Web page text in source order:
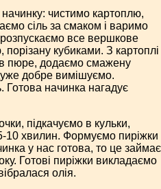
чистимо картоплю,
сіль за смаком і варимо
розпускаємо все вершкове
кубиками. З картоплі
пюре, додаємо смажену
добре вимішуємо.
Готова начинка нагадує
підкачуємо в кульки,
10 хвилин. Формуємо пиріжки
у нас готова, то це займає
Готові пиріжки викладаємо
олія.